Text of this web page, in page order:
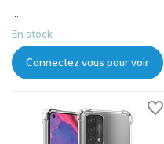
...
En stock
Connectez vous pour voir